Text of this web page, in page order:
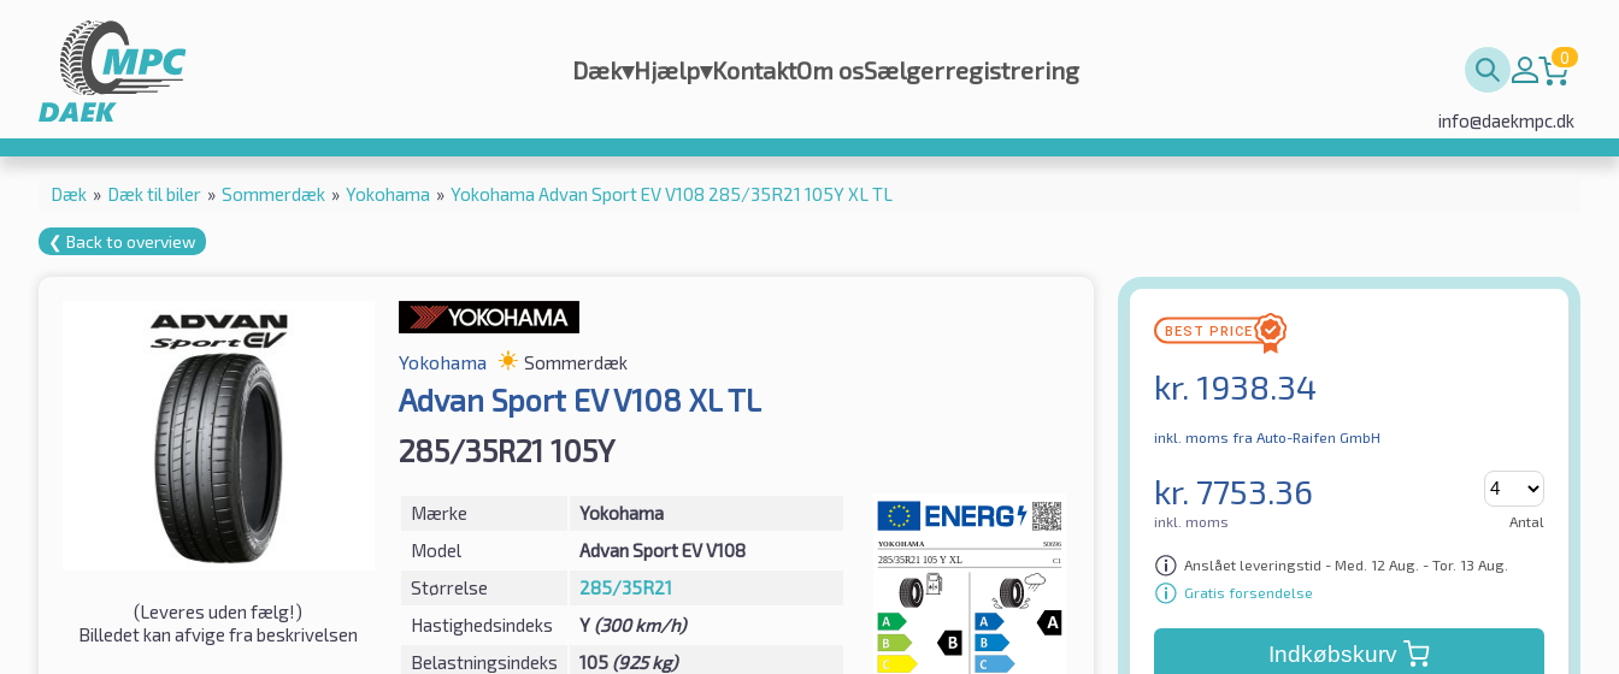
Dæk▾Hjælp▾KontaktOm osSælgerregistrering 0
info@daekmpc.dk
Dæk » Dæk til biler » Sommerdæk » Yokohama » Yokohama Advan Sport EV V108 285/35R21 105Y XL TL
❮ Back to overview
(Leveres uden fælg!)
Billedet kan afvige fra beskrivelsen
Yokohama Sommerdæk
Advan Sport EV V108 XL TL
285/35R21 105Y
Mærke
Yokohama
Model
Advan Sport EV V108
Størrelse
285/35R21
Hastighedsindeks
Y (300 km/h)
Belastningsindeks
105 (925 kg)
kr. 1938.34
inkl. moms fra Auto-Raifen GmbH
kr. 7753.36
inkl. moms Antal
Anslået leveringstid - Med. 12 Aug. - Tor. 13 Aug.
Gratis forsendelse
Indkøbskurv